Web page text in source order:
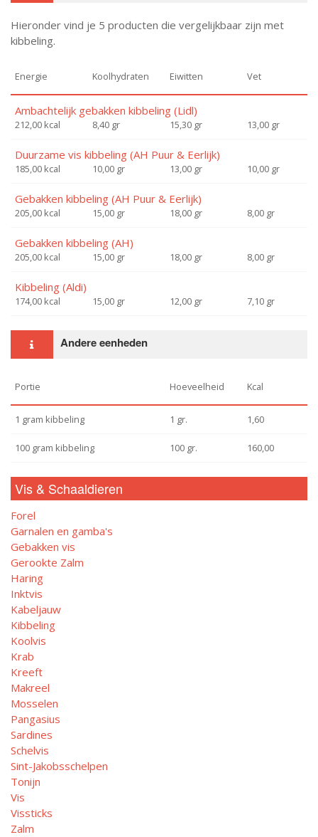
Hieronder vind je 5 producten die vergelijkbaar zijn met
kibbeling.
Energie Koolhydraten Eiwitten Vet
Ambachtelijk gebakken kibbeling (Lidl)
212,00 kcal 8,40 gr 15,30 gr 13,00 gr
Duurzame vis kibbeling (AH Puur & Eerlijk)
185,00 kcal 10,00 gr 13,00 gr 10,00 gr
Gebakken kibbeling (AH Puur & Eerlijk)
205,00 kcal 15,00 gr 18,00 gr 8,00 gr
Gebakken kibbeling (AH)
205,00 kcal 15,00 gr 18,00 gr 8,00 gr
Kibbeling (Aldi)
174,00 kcal 15,00 gr 12,00 gr 7,10 gr
Andere eenheden
Portie Hoeveelheid Kcal
1 gram kibbeling 1 gr. 1,60
100 gram kibbeling 100 gr. 160,00
Vis & Schaaldieren
Forel
Garnalen en gamba's
Gebakken vis
Gerookte Zalm
Haring
Inktvis
Kabeljauw
Kibbeling
Koolvis
Krab
Kreeft
Makreel
Mosselen
Pangasius
Sardines
Schelvis
Sint-Jakobsschelpen
Tonijn
Vis
Vissticks
Zalm